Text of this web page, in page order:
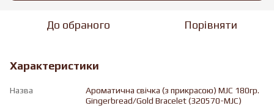
До обраного Порівняти
Характеристики
Назва
Ароматична свічка (з прикрасою) MJC 180гр.
Gingerbread/Gold Bracelet (320570-MJC)